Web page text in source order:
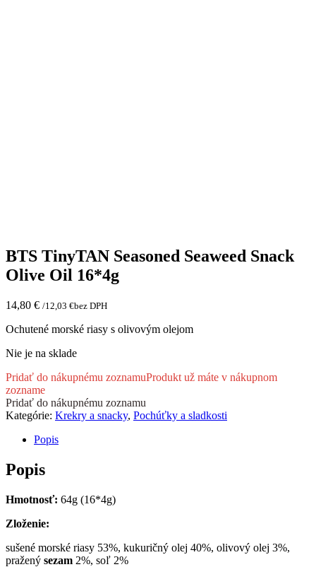
BTS TinyTAN Seasoned Seaweed Snack
Olive Oil 16*4g
14,80 € /12,03 €bez DPH
Ochutené morské riasy s olivovým olejom
Nie je na sklade
Pridať do nákupnému zoznamuProdukt už máte v nákupnom
zozname
Pridať do nákupnému zoznamu
Kategórie: Krekry a snacky, Pochúťky a sladkosti
Popis
Popis
Hmotnosť: 64g (16*4g)
Zloženie:
sušené morské riasy 53%, kukuričný olej 40%, olivový olej 3%,
pražený sezam 2%, soľ 2%